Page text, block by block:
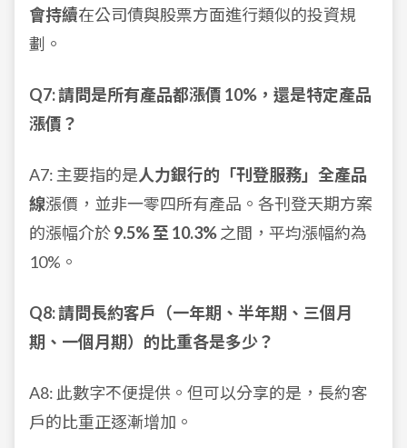
會持續在公司債與股票方面進行類似的投資規
劃。
Q7: 請問是所有產品都漲價 10%，還是特定產品
漲價？
A7: 主要指的是人力銀行的「刊登服務」全產品
線漲價，並非一零四所有產品。各刊登天期方案
的漲幅介於9.5% 至 10.3%之間，平均漲幅約為
10%。
Q8: 請問長約客戶（一年期、半年期、三個月
期、一個月期）的比重各是多少？
A8: 此數字不便提供。但可以分享的是，長約客
戶的比重正逐漸增加。